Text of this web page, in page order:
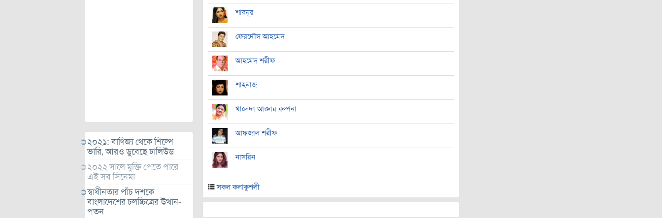
২০২১: বাণিজ্য থেকে শিল্পে
ভারি, আরও ডুবেছে ঢালিউড
২০২২ সালে মুক্তি পেতে পারে
এই সব সিনেমা
স্বাধীনতার পাঁচ দশকে
বাংলাদেশের চলচ্চিত্রের উত্থান-
পতন
শাবনূর
ফেরদৌস আহমেদ
আহমেদ শরীফ
শাহনাজ
খালেদা আক্তার কল্পনা
আফজাল শরীফ
নাসরিন
সকল কলাকুশলী